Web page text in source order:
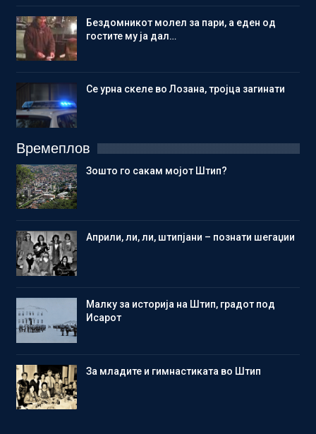
Бездомникот молел за пари, а еден од
гостите му ја дал…
Се урна скеле во Лозана, тројца загинати
Времеплов
Зошто го сакам мојот Штип?
Aприли, ли, ли, штипјани – познати шегаџии
Малку за историја на Штип, градот под
Исарот
Зa младите и гимнастиката во Штип